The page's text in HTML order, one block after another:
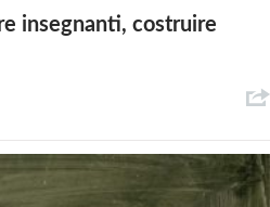
insegnanti, costruire